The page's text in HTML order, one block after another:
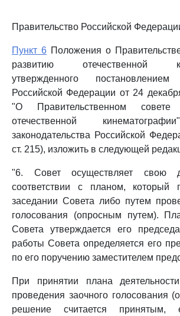
Правительство Российской
Пункт 6 Положения о
развитию отечественной
утвержденного постановлением
Российской Федерации от 24
"О Правительственном
отечественной
законодательства Российской
ст. 215), изложить в следующей
"6. Совет осуществляет свою
соответствии с планом, который
заседании Совета либо путем
голосования (опросным путем).
Совета утверждается его
работы Совета определяется его
по его поручению заместителем
При принятии плана
проведения заочного голосования
решение считается